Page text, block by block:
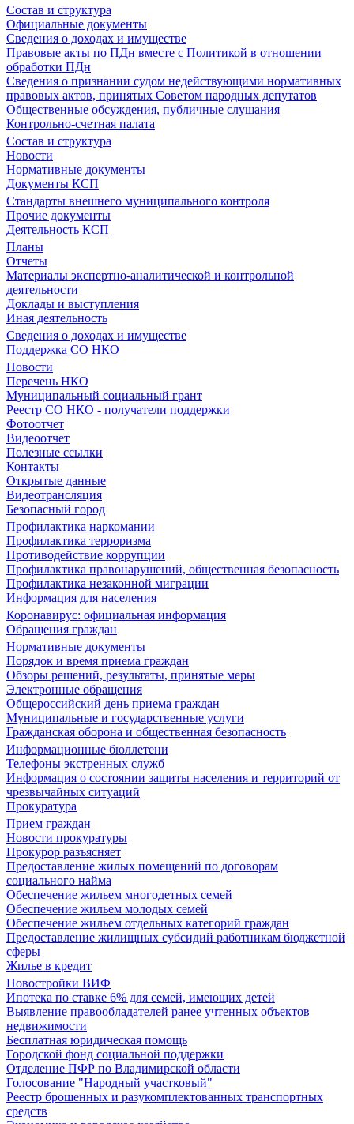
Состав и структура
Официальные документы
Сведения о доходах и имуществе
Правовые акты по ПДн вместе с Политикой в отношении
обработки ПДн
Сведения о признании судом недействующими нормативных
правовых актов, принятых Советом народных депутатов
Общественные обсуждения, публичные слушания
Контрольно-счетная палата
Состав и структура
Новости
Нормативные документы
Документы КСП
Стандарты внешнего муниципального контроля
Прочие документы
Деятельность КСП
Планы
Отчеты
Материалы экспертно-аналитической и контрольной
деятельности
Доклады и выступления
Иная деятельность
Сведения о доходах и имуществе
Поддержка СО НКО
Новости
Перечень НКО
Муниципальный социальный грант
Реестр СО НКО - получатели поддержки
Фотоотчет
Видеоотчет
Полезные ссылки
Контакты
Открытые данные
Видеотрансляция
Безопасный город
Профилактика наркомании
Профилактика терроризма
Противодействие коррупции
Профилактика правонарушений, общественная безопасность
Профилактика незаконной миграции
Информация для населения
Коронавирус: официальная информация
Обращения граждан
Нормативные документы
Порядок и время приема граждан
Обзоры решений, результаты, принятые меры
Электронные обращения
Общероссийский день приема граждан
Муниципальные и государственные услуги
Гражданская оборона и общественная безопасность
Информационные бюллетени
Телефоны экстренных служб
Информация о состоянии защиты населения и территорий от
чрезвычайных ситуаций
Прокуратура
Прием граждан
Новости прокуратуры
Прокурор разъясняет
Предоставление жилых помещений по договорам
социального найма
Обеспечение жильем многодетных семей
Обеспечение жильем молодых семей
Обеспечение жильем отдельных категорий граждан
Предоставление жилищных субсидий работникам бюджетной
сферы
Жилье в кредит
Новостройки ВИФ
Ипотека по ставке 6% для семей, имеющих детей
Выявление правообладателей ранее учтенных объектов
недвижимости
Бесплатная юридическая помощь
Городской фонд социальной поддержки
Отделение ПФР по Владимирской области
Голосование "Народный участковый"
Реестр брошенных и разукомплектованных транспортных
средств